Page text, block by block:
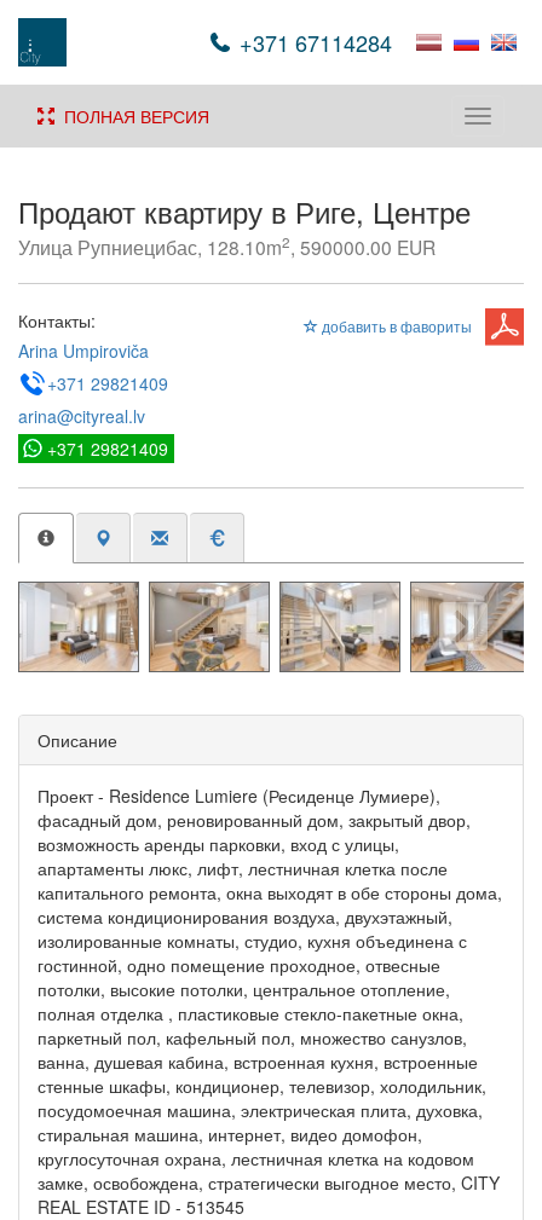
+371 67114284
Toggle
ПОЛНАЯ ВЕРСИЯ
Продают квартиру в Риге, Центре
Улица Рупниецибас, 128.10m2, 590000.00 EUR
добавить в фавориты
Контакты:
Arina Umpiroviča
+371 29821409
arina@cityreal.lv
+371 29821409
Описание
Проект - Residence Lumiere (Ресиденце Лумиере),
фасадный дом, реновированный дом, закрытый двор,
возможность аренды парковки, вход с улицы,
апартаменты люкс, лифт, лестничная клетка после
капитального ремонта, окна выходят в обе стороны дома,
система кондиционирования воздуха, двухэтажный,
изолированные комнаты, студио, кухня объединена с
гостинной, одно помещение проходное, отвесные
потолки, высокие потолки, центральное отопление,
полная отделка , пластиковые стекло-пакетные окна,
паркетный пол, кафельный пол, множество санузлов,
ванна, душевая кабина, встроенная кухня, встроенные
стенные шкафы, кондиционер, телевизор, холодильник,
посудомоечная машина, электрическая плита, духовка,
стиральная машина, интернет, видео домофон,
круглосуточная охрана, лестничная клетка на кодовом
замке, освобождена, стратегически выгодное место, CITY
REAL ESTATE ID - 513545